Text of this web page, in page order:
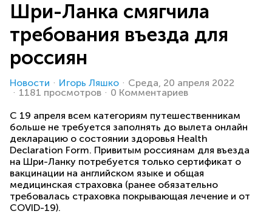
Шри-Ланка смягчила
требования въезда для
россиян
Новости Игорь Ляшко
Среда, 20 апреля 2022
1181 просмотров
0 Комментариев
С 19 апреля всем категориям путешественникам
больше не требуется заполнять до вылета онлайн
декларацию о состоянии здоровья Health
Declaration Form. Привитым россиянам для въезда
на Шри-Ланку потребуется только сертификат о
вакцинации на английском языке и общая
медицинская страховка (ранее обязательно
требовалась страховка покрывающая лечение и от
COVID-19).